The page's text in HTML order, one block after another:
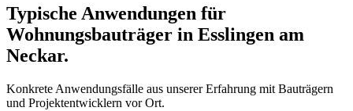
Typische Anwendungen für
Wohnungsbauträger in Esslingen am
Neckar.
Konkrete Anwendungsfälle aus unserer Erfahrung mit Bauträgern
und Projektentwicklern vor Ort.